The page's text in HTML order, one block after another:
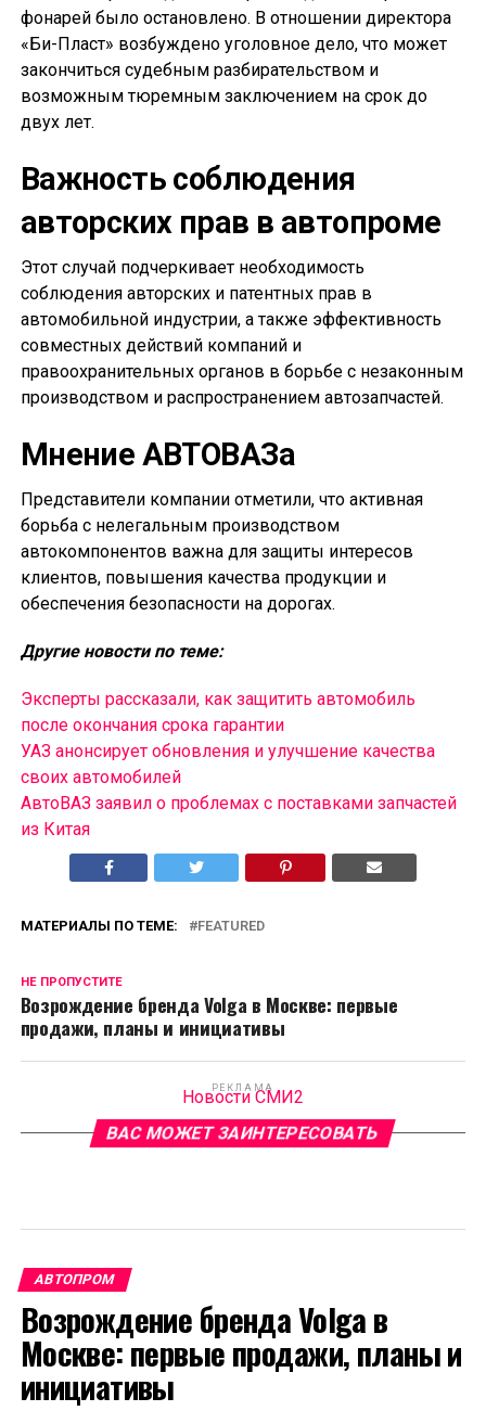
фонарей было остановлено. В отношении директора
«Би-Пласт» возбуждено уголовное дело, что может
закончиться судебным разбирательством и
возможным тюремным заключением на срок до
двух лет.
Важность соблюдения
авторских прав в автопроме
Этот случай подчеркивает необходимость
соблюдения авторских и патентных прав в
автомобильной индустрии, а также эффективность
совместных действий компаний и
правоохранительных органов в борьбе с незаконным
производством и распространением автозапчастей.
Мнение АВТОВАЗа
Представители компании отметили, что активная
борьба с нелегальным производством
автокомпонентов важна для защиты интересов
клиентов, повышения качества продукции и
обеспечения безопасности на дорогах.
Другие новости по теме:
Эксперты рассказали, как защитить автомобиль
после окончания срока гарантии
УАЗ анонсирует обновления и улучшение качества
своих автомобилей
АвтоВАЗ заявил о проблемах с поставками запчастей
из Китая
МАТЕРИАЛЫ ПО ТЕМЕ: FEATURED
НЕ ПРОПУСТИТЕ
Возрождение бренда Volga в Москве: первые
продажи, планы и инициативы
РЕКЛАМА
Новости СМИ2
ВАС МОЖЕТ ЗАИНТЕРЕСОВАТЬ
АВТОПРОМ
Возрождение бренда Volga в
Москве: первые продажи, планы и
инициативы